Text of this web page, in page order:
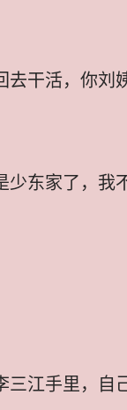
去干活，你
少东家了，我
江手里，自